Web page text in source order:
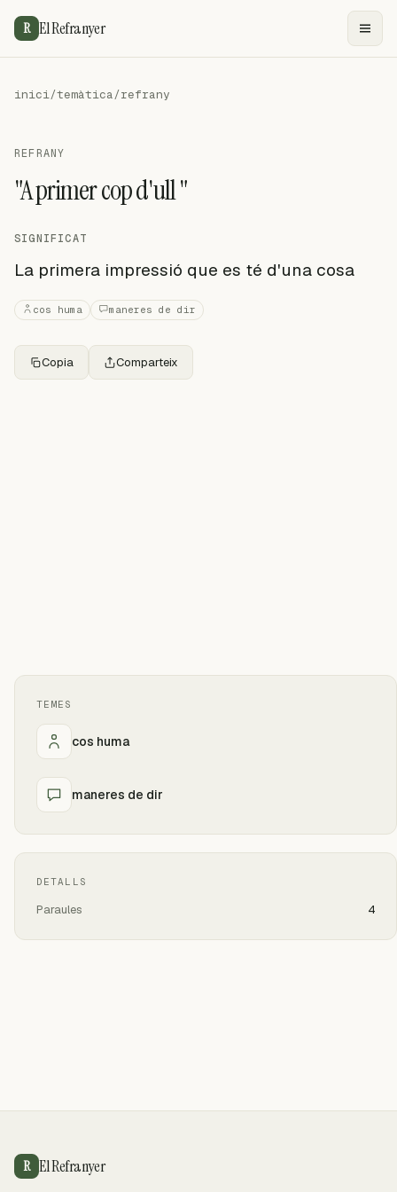
R El Refranyer
inici/temàtica/refrany
REFRANY
"A primer cop d'ull "
SIGNIFICAT
La primera impressió que es té d'una cosa
cos huma maneres de dir
Copia Comparteix
TEMES
cos huma
maneres de dir
DETALLS
Paraules 4
R El Refranyer